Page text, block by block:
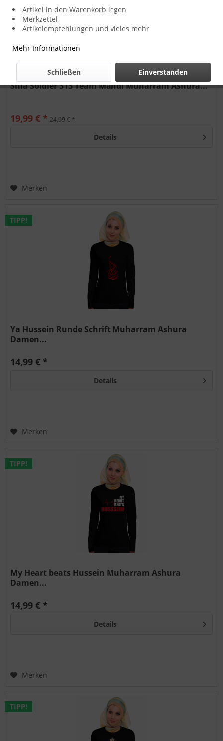
Shia Soldier 313 Team Mahdi Muharram Ashura...
19,99 € * 24,99 € *
Details
Merken
TIPP!
Ya Hussein Runde Schrift Muharram Ashura
Damen...
14,99 € *
Details
Merken
TIPP!
My Heart beats Hussein Muharram Ashura
Damen...
14,99 € *
Details
Merken
TIPP!
Artikel in den Warenkorb legen
Merkzettel
Artikelempfehlungen und vieles mehr
Mehr Informationen
Einverstanden
Schließen